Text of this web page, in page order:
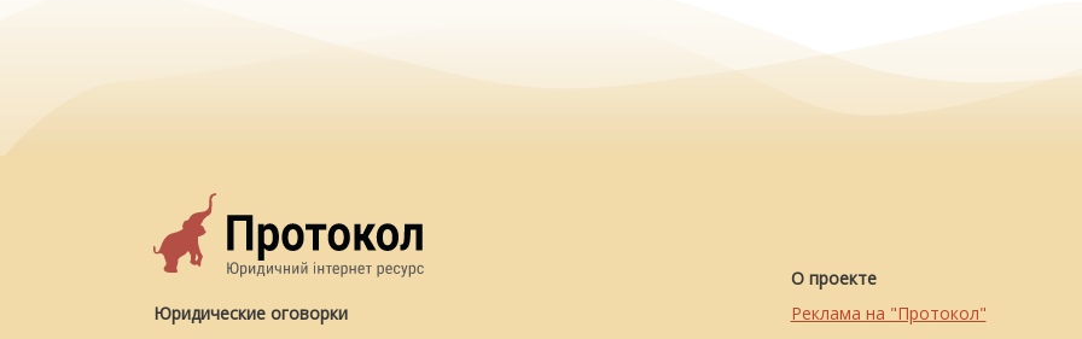
Юридические оговорки
О проекте
Реклама на "Протокол"